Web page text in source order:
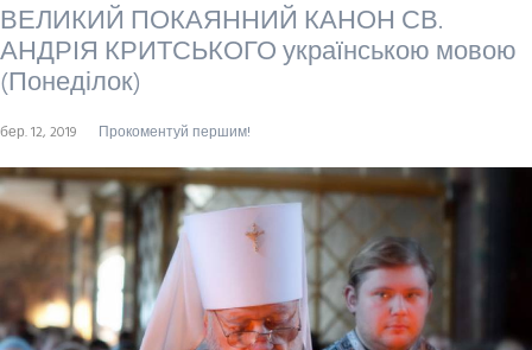
ВЕЛИКИЙ ПОКАЯННИЙ КАНОН СВ.
АНДРІЯ КРИТСЬКОГО українською мовою
(Понеділок)
бер. 12, 2019 Прокоментуй першим!